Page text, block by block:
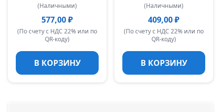
(Наличными)
577,00 ₽
(По счету с НДС 22% или по
QR-коду)
В КОРЗИНУ
(Наличными)
409,00 ₽
(По счету с НДС 22% или по
QR-коду)
В КОРЗИНУ